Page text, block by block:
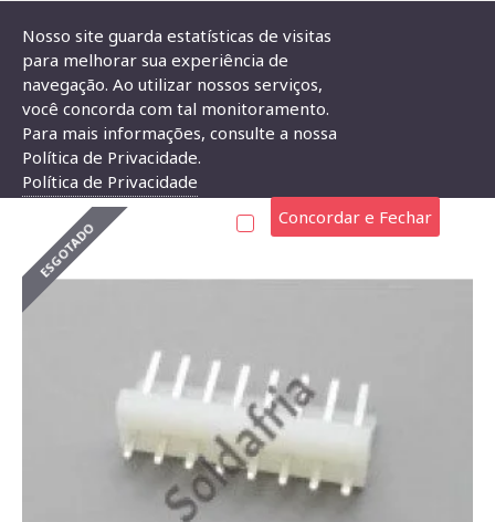
Conector KKzão 8 Vias Macho Passo 3,96mm
CONECTOR KKZÃO 8 VIAS MACHO PASSO 3,96MM
ESGOTADO
Nosso site guarda estatísticas de visitas
para melhorar sua experiência de
navegação. Ao utilizar nossos serviços,
você concorda com tal monitoramento.
Para mais informações, consulte a nossa
Política de Privacidade.
Política de Privacidade
Concordar e Fechar